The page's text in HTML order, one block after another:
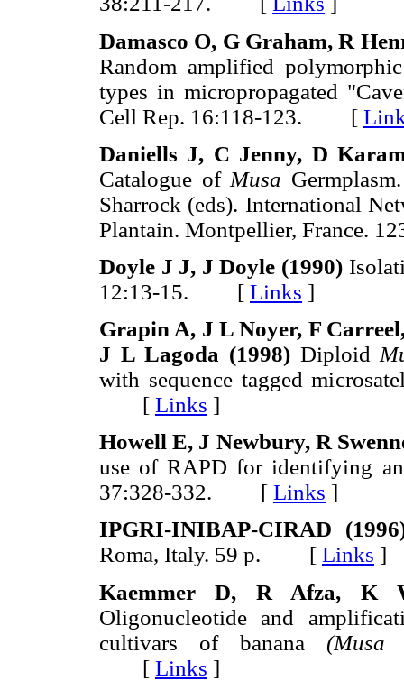
Damasco O, G Graham, R
Random amplified
types in micropropagated
Cell Rep. 16:118-123. [
Daniells J, C Jenny, D
Catalogue of Musa
Sharrock (eds). International
Plantain. Montpellier,
Doyle J J, J Doyle (1990)
12:13-15. [ Links ]
Grapin A, J L Noyer, F
J L Lagoda (1998) Diploid
with sequence tagged
[ Links ]
Howell E, J Newbury, R
use of RAPD for identifying
37:328-332. [ Links ]
IPGRI-INIBAP-CIRAD
Roma, Italy. 59 p. [ Links ]
Kaemmer D, R Afza, K
Oligonucleotide and
cultivars of banana (Musa
[ Links ]